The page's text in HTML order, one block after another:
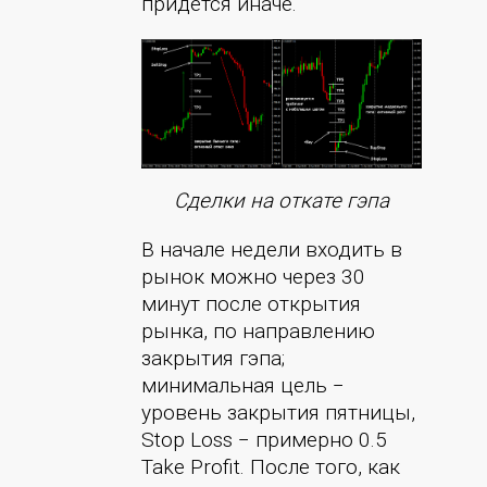
Сделки на откате гэпа
В начале недели входить в
рынок можно через 30
минут после открытия
рынка, по направлению
закрытия гэпа;
минимальная цель −
уровень закрытия пятницы,
Stop Loss − примерно 0.5
Take Profit. После того, как